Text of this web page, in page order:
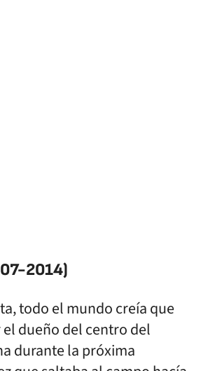
2014)
todo el mundo creía que
el dueño del centro del
durante la próxima